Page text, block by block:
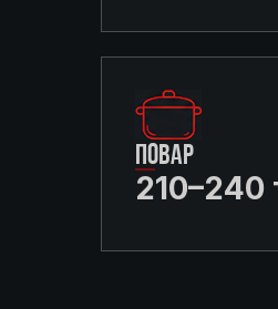
ПОВАР
210–240